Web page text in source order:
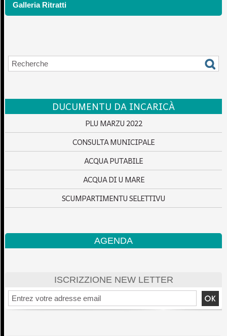
Galleria Ritratti
DUCUMENTU DA INCARICÀ
PLU MARZU 2022
CONSULTA MUNICIPALE
ACQUA PUTABILE
ACQUA DI U MARE
SCUMPARTIMENTU SELETTIVU
AGENDA
ISCRIZZIONE NEW LETTER